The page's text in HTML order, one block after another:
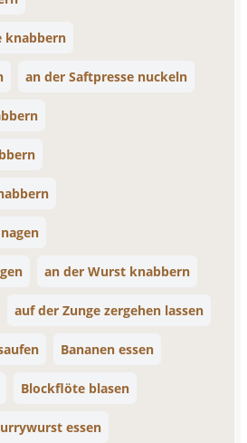
knabbern
an der Saftpresse nuckeln
an der Wurst knabbern
auf der Zunge zergehen lassen
Bananen essen
Blockflöte blasen
essen